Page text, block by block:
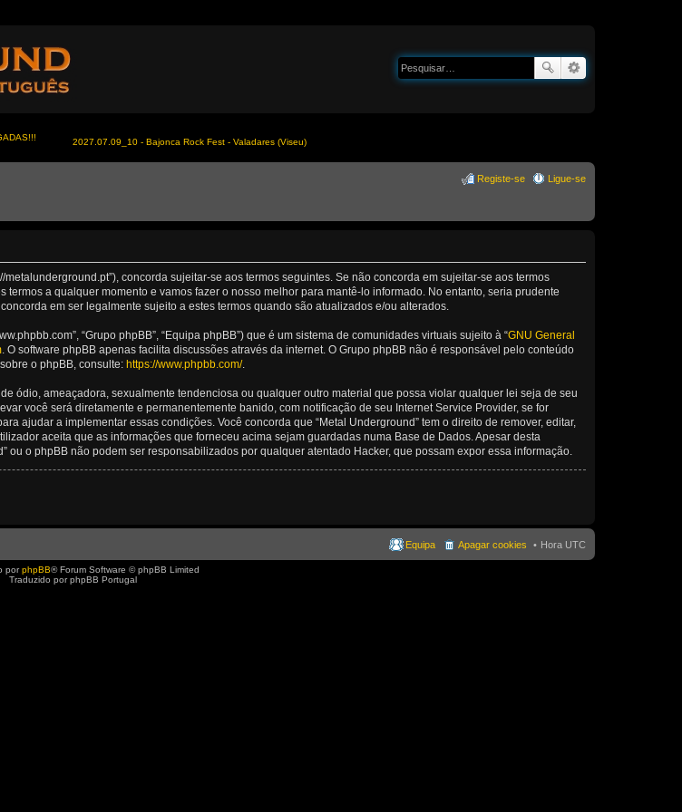
2027.07.09_10 - Bajonca Rock Fest - Valadares (Viseu)
Ligue-se
Registe-se
metalunderground.pt”), concorda sujeitar-se aos termos seguintes. Se não concorda em sujeitar-se aos termos
a qualquer momento e vamos fazer o nosso melhor para mantê-lo informado. No entanto, seria prudente
em ser legalmente sujeito a estes termos quando são atualizados e/ou alterados.
“Grupo phpBB”, “Equipa phpBB”) que é um sistema de comunidades virtuais sujeito à “GNU General
. O software phpBB apenas facilita discussões através da internet. O Grupo phpBB não é responsável pelo conteúdo
o phpBB, consulte: https://www.phpbb.com/.
ódio, ameaçadora, sexualmente tendenciosa ou qualquer outro material que possa violar qualquer lei seja de seu
você será diretamente e permanentemente banido, com notificação de seu Internet Service Provider, se for
ajudar a implementar essas condições. Você concorda que “Metal Underground” tem o direito de remover, editar,
aceita que as informações que forneceu acima sejam guardadas numa Base de Dados. Apesar desta
o phpBB não podem ser responsabilizados por qualquer atentado Hacker, que possam expor essa informação.
Hora UTC
Apagar cookies
Equipa
porphpBB® Forum Software © phpBB Limited
Traduzido por phpBB Portugal